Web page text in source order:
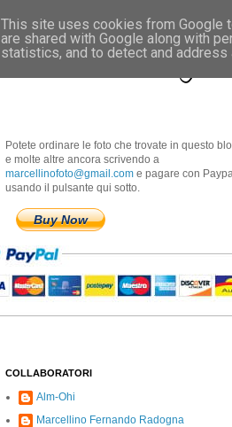
Marcellino
Potete ordinare le foto che trovate in questo
e molte altre ancora scrivendo a
marcellinofoto@gmail.com e pagare con
usando il pulsante qui sotto.
Buy Now
COLLABORATORI
Alm-Ohi
Marcellino Fernando Radogna
This site uses cookies from Google
are shared with Google along with
statistics, and to detect and address